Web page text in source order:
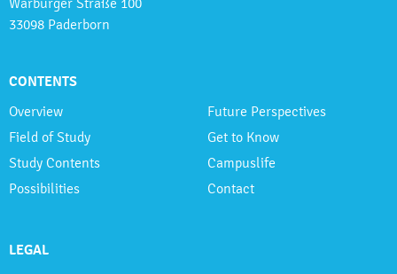
33098 Paderborn
CONTENTS
Overview
Field of Study
Study Contents
Possibilities
Future Perspectives
Get to Know
Campuslife
Contact
LEGAL